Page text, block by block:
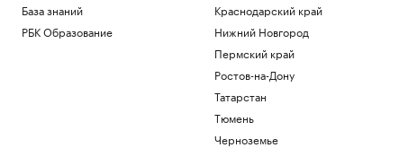
База знаний
РБК Образование
Краснодарский край
Нижний Новгород
Пермский край
Ростов-на-Дону
Татарстан
Тюмень
Черноземье